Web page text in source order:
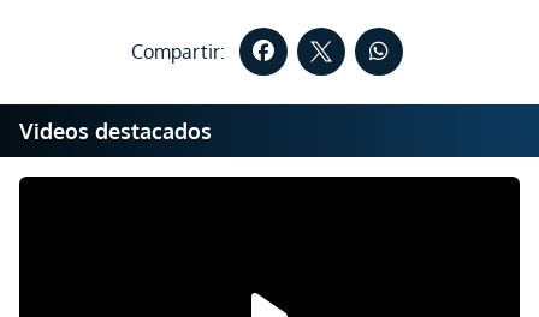
Compartir:
Videos destacados